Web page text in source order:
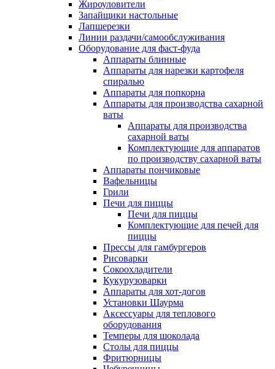
Жироуловители
Запайщики настольные
Лапшерезки
Линии раздачи/самообслуживания
Оборудование для фаст-фуда
Аппараты блинные
Аппараты для нарезки картофеля
спиралью
Аппараты для попкорна
Аппараты для производства сахарной
ваты
Аппараты для производства
сахарной ваты
Комплектующие для аппаратов
по производству сахарной ваты
Аппараты пончиковые
Вафельницы
Грили
Печи для пиццы
Печи для пиццы
Комплектующие для печей для
пиццы
Прессы для гамбургеров
Рисоварки
Сокоохладители
Кукурузоварки
Аппараты для хот-догов
Установки Шаурма
Аксессуары для теплового
оборудования
Темперы для шоколада
Столы для пиццы
Фритюрницы